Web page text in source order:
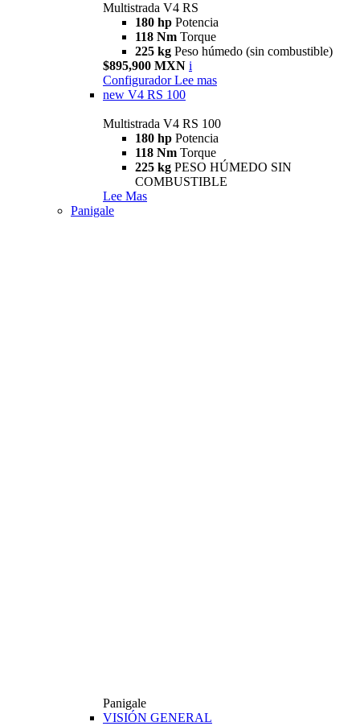
Multistrada V4 RS
180 hp Potencia
118 Nm Torque
225 kg Peso húmedo (sin combustible)
$895,900 MXN i
Configurador Lee mas
new V4 RS 100
Multistrada V4 RS 100
180 hp Potencia
118 Nm Torque
225 kg PESO HÚMEDO SIN
COMBUSTIBLE
Lee Mas
Panigale
Panigale
VISIÓN GENERAL